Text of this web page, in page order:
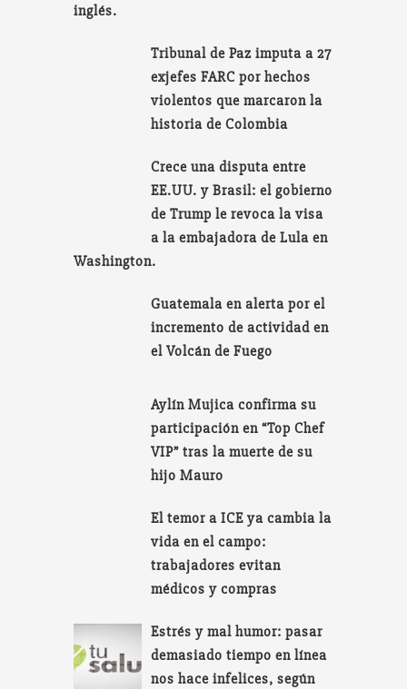
inglés.
Tribunal de Paz imputa a 27
exjefes FARC por hechos
violentos que marcaron la
historia de Colombia
Crece una disputa entre
EE.UU. y Brasil: el gobierno
de Trump le revoca la visa
a la embajadora de Lula en
Washington.
Guatemala en alerta por el
incremento de actividad en
el Volcán de Fuego
Aylín Mujica confirma su
participación en “Top Chef
VIP” tras la muerte de su
hijo Mauro
El temor a ICE ya cambia la
vida en el campo:
trabajadores evitan
médicos y compras
Estrés y mal humor: pasar
demasiado tiempo en línea
nos hace infelices, según